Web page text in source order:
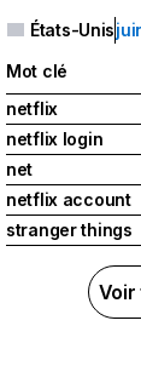
États-Unis
Mot clé
netflix
netflix login
net
netflix account
stranger things
Voir